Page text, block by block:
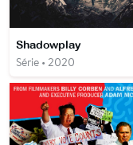
Shadowplay
Série • 2020